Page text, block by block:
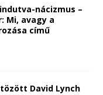
nácizmus –
Mi, avagy a
című
David Lynch